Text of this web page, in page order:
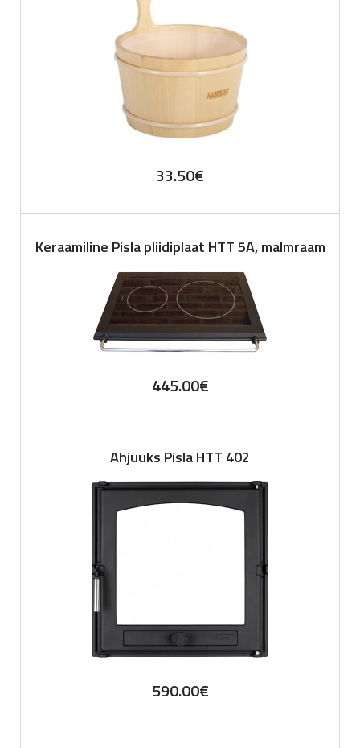
33.50€
Keraamiline Pisla pliidiplaat HTT 5A, malmraam
445.00€
Ahjuuks Pisla HTT 402
590.00€